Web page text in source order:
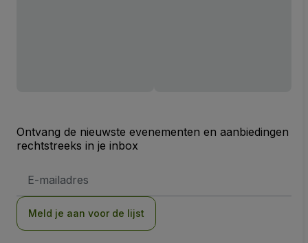
Ontvang de nieuwste evenementen en aanbiedingen
rechtstreeks in je inbox
mailadres
Meld je aan voor de lijst